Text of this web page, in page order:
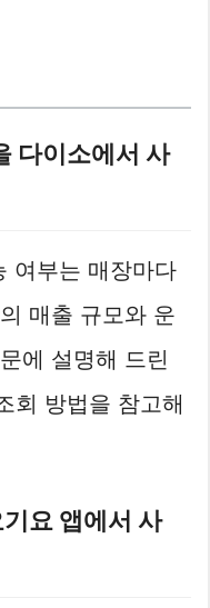
다이소에서 사
여부는 매장마다
매출 규모와 운
에 설명해 드린
회 방법을 참고해
요 앱에서 사